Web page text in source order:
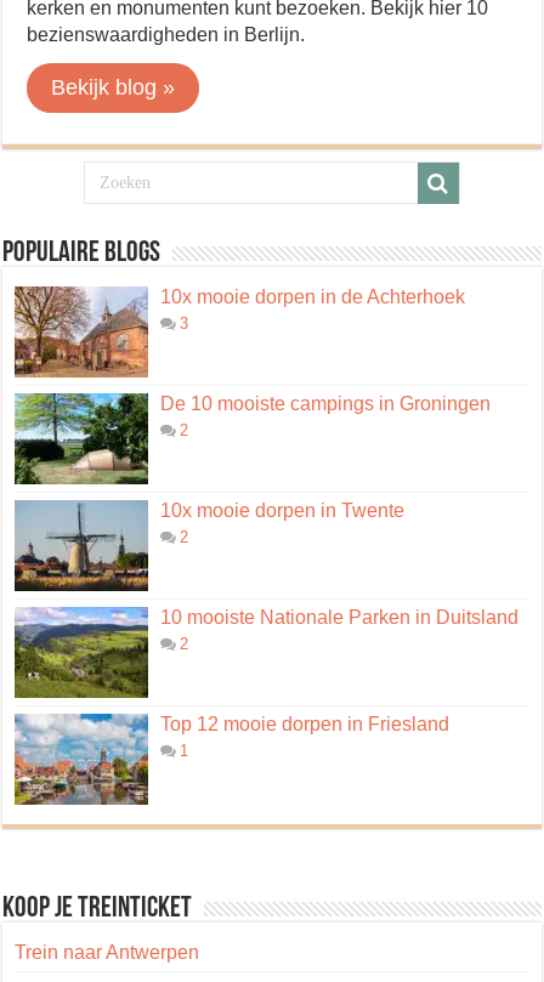
kerken en monumenten kunt bezoeken. Bekijk hier 10
bezienswaardigheden in Berlijn.
Bekijk blog »
Populaire blogs
10x mooie dorpen in de Achterhoek
3
De 10 mooiste campings in Groningen
2
10x mooie dorpen in Twente
2
10 mooiste Nationale Parken in Duitsland
2
Top 12 mooie dorpen in Friesland
1
Koop je treinticket
Trein naar Antwerpen